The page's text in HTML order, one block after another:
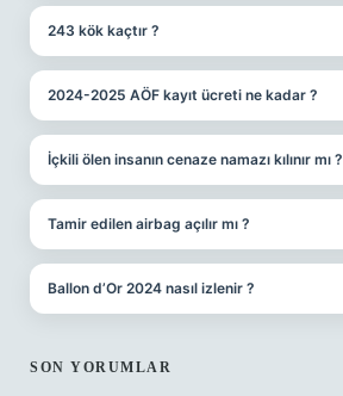
243 kök kaçtır ?
2024-2025 AÖF kayıt ücreti ne kadar ?
İçkili ölen insanın cenaze namazı kılınır mı ?
Tamir edilen airbag açılır mı ?
Ballon d’Or 2024 nasıl izlenir ?
SON YORUMLAR